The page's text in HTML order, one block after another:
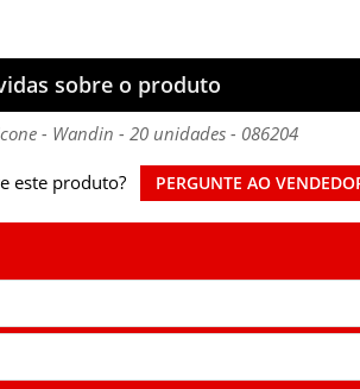
sobre o produto
- Wandin - 20 unidades - 086204
este produto? PERGUNTE AO